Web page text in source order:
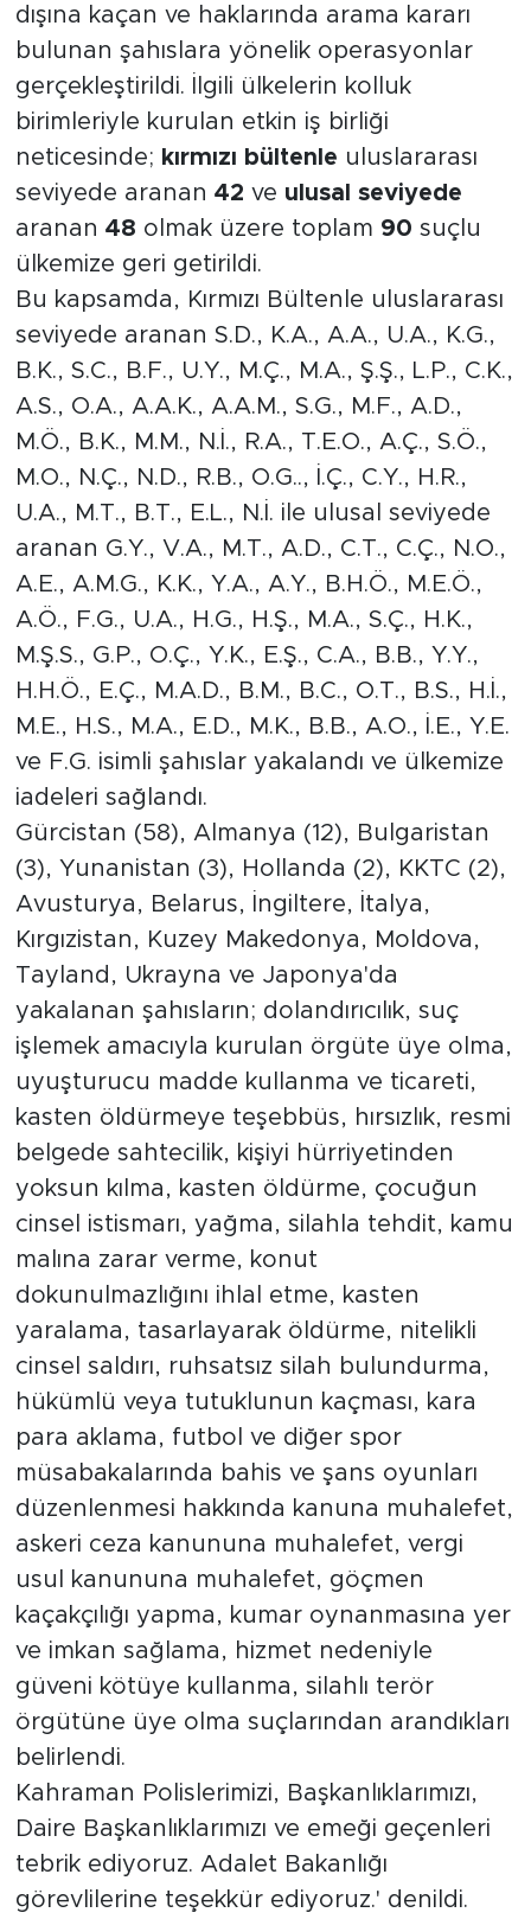
dışına kaçan ve haklarında arama kararı
bulunan şahıslara yönelik operasyonlar
gerçekleştirildi. İlgili ülkelerin kolluk
birimleriyle kurulan etkin iş birliği
neticesinde; kırmızı bültenle uluslararası
seviyede aranan 42 ve ulusal seviyede
aranan 48 olmak üzere toplam 90 suçlu
ülkemize geri getirildi.
Bu kapsamda, Kırmızı Bültenle uluslararası
seviyede aranan S.D., K.A., A.A., U.A., K.G.,
B.K., S.C., B.F., U.Y., M.Ç., M.A., Ş.Ş., L.P., C.K.,
A.S., O.A., A.A.K., A.A.M., S.G., M.F., A.D.,
M.Ö., B.K., M.M., N.İ., R.A., T.E.O., A.Ç., S.Ö.,
M.O., N.Ç., N.D., R.B., O.G.., İ.Ç., C.Y., H.R.,
U.A., M.T., B.T., E.L., N.İ. ile ulusal seviyede
aranan G.Y., V.A., M.T., A.D., C.T., C.Ç., N.O.,
A.E., A.M.G., K.K., Y.A., A.Y., B.H.Ö., M.E.Ö.,
A.Ö., F.G., U.A., H.G., H.Ş., M.A., S.Ç., H.K.,
M.Ş.S., G.P., O.Ç., Y.K., E.Ş., C.A., B.B., Y.Y.,
H.H.Ö., E.Ç., M.A.D., B.M., B.C., O.T., B.S., H.İ.,
M.E., H.S., M.A., E.D., M.K., B.B., A.O., İ.E., Y.E.
ve F.G. isimli şahıslar yakalandı ve ülkemize
iadeleri sağlandı.
Gürcistan (58), Almanya (12), Bulgaristan
(3), Yunanistan (3), Hollanda (2), KKTC (2),
Avusturya, Belarus, İngiltere, İtalya,
Kırgızistan, Kuzey Makedonya, Moldova,
Tayland, Ukrayna ve Japonya'da
yakalanan şahısların; dolandırıcılık, suç
işlemek amacıyla kurulan örgüte üye olma,
uyuşturucu madde kullanma ve ticareti,
kasten öldürmeye teşebbüs, hırsızlık, resmi
belgede sahtecilik, kişiyi hürriyetinden
yoksun kılma, kasten öldürme, çocuğun
cinsel istismarı, yağma, silahla tehdit, kamu
malına zarar verme, konut
dokunulmazlığını ihlal etme, kasten
yaralama, tasarlayarak öldürme, nitelikli
cinsel saldırı, ruhsatsız silah bulundurma,
hükümlü veya tutuklunun kaçması, kara
para aklama, futbol ve diğer spor
müsabakalarında bahis ve şans oyunları
düzenlenmesi hakkında kanuna muhalefet,
askeri ceza kanununa muhalefet, vergi
usul kanununa muhalefet, göçmen
kaçakçılığı yapma, kumar oynanmasına yer
ve imkan sağlama, hizmet nedeniyle
güveni kötüye kullanma, silahlı terör
örgütüne üye olma suçlarından arandıkları
belirlendi.
Kahraman Polislerimizi, Başkanlıklarımızı,
Daire Başkanlıklarımızı ve emeği geçenleri
tebrik ediyoruz. Adalet Bakanlığı
görevlilerine teşekkür ediyoruz.' denildi.